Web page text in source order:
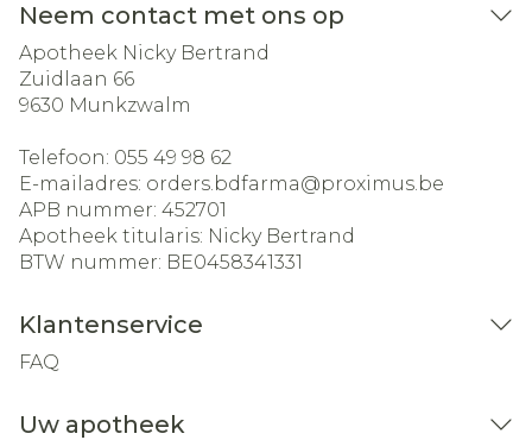
Neem contact met ons op
Apotheek Nicky Bertrand
Zuidlaan 66
9630 Munkzwalm
Telefoon: 055 49 98 62
E-mailadres: orders.bdfarma@proximus.be
APB nummer: 452701
Apotheek titularis: Nicky Bertrand
BTW nummer: BE0458341331
Klantenservice
FAQ
Uw apotheek